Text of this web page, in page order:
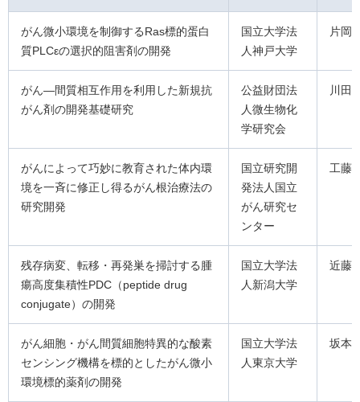
がん微小環境を制御するRas標的蛋白
質PLCεの選択的阻害剤の開発
国立大学法
人神戸大学
片岡
がん―間質相互作用を利用した新規抗
がん剤の開発基礎研究
公益財団法
人微生物化
学研究会
川
がんによって巧妙に教育された体内環
境を一斉に修正し得るがん根治療法の
研究開発
国立研究開
発法人国立
がん研究セ
ンター
工藤
残存病変、転移・再発巣を掃討する腫
瘍高度集積性PDC（peptide drug
conjugate）の開発
国立大学法
人新潟大学
近藤
がん細胞・がん間質細胞特異的な酸素
センシング機構を標的としたがん微小
環境標的薬剤の開発
国立大学法
人東京大学
坂本